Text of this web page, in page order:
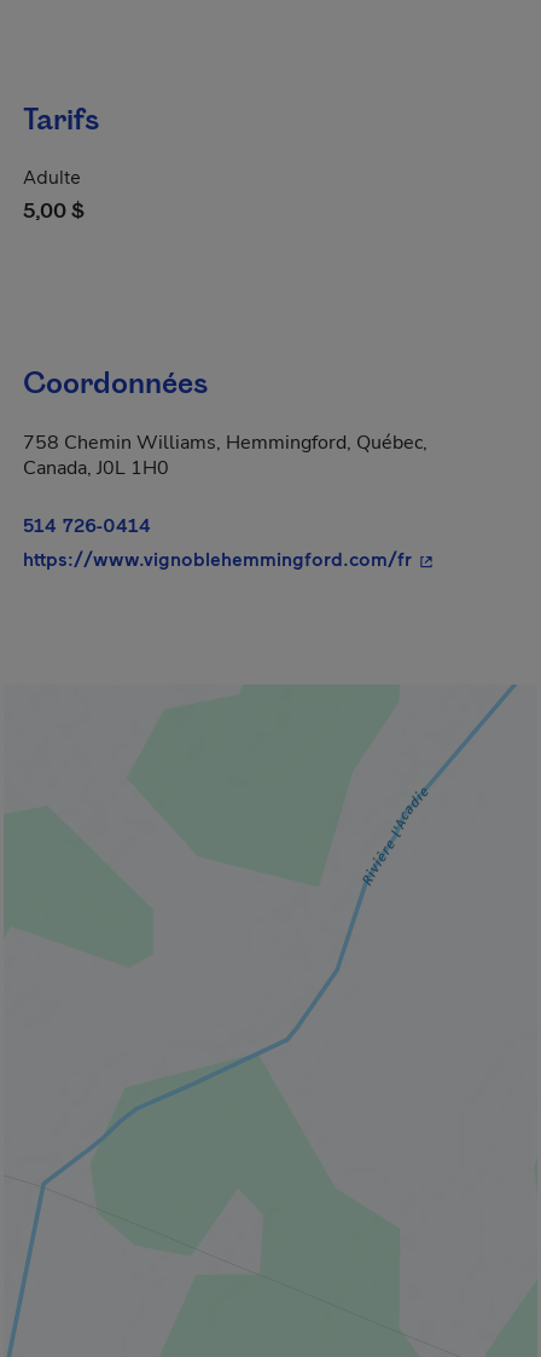
Tarifs
Adulte
5,00 $
Coordonnées
758 Chemin Williams, Hemmingford, Québec,
Canada, J0L 1H0
514 726-0414
https://www.vignoblehemmingford.com/fr- Cet